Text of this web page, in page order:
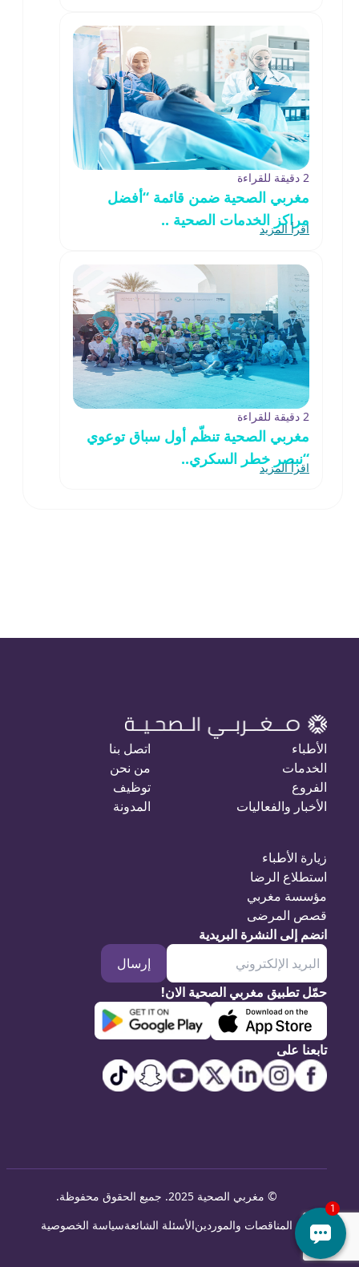
2 دقيقة للقراءة
مغربي الصحية ضمن قائمة “أفضل
مراكز الخدمات الصحية ..
اقرأ المزيد
2 دقيقة للقراءة
مغربي الصحية تنظّم أول سباق توعوي
“نبصر خطر السكري..
اقرأ المزيد
الأطباء
الخدمات
الفروع
الأخبار والفعاليات
اتصل بنا
من نحن
توظيف
المدونة
زيارة الأطباء
استطلاع الرضا
مؤسسة مغربي
قصص المرضى
انضم إلى النشرة البريدية
إرسال
حمّل تطبيق مغربي الصحية الان!
تابعنا على
© مغربي الصحية 2025. جميع الحقوق محفوظة
.
المناقصات والموردينالأسئلة الشائعةسياسة الخصوصية